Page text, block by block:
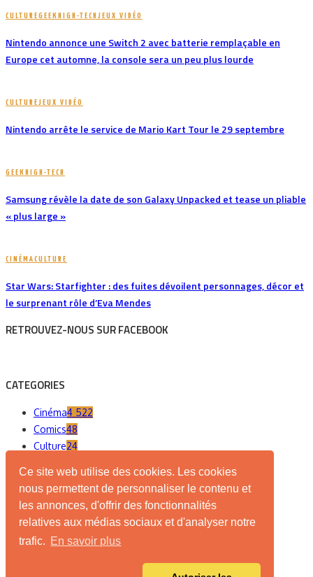
Ce site web utilise des cookies. Les cookies
nous permettent de personnaliser le contenu et
les annonces, d'offrir des fonctionnalités
relatives aux médias sociaux et d'analyser notre
trafic. En savoir plus
CULTUREGEEK HIGH-TECH JEUX VIDÉO
Nintendo annonce une Switch 2 avec batterie remplaçable en
Europe cet automne, la console sera un peu plus lourde
CULTUREJEUX VIDÉO
Nintendo arrête le service de Mario Kart Tour le 29 septembre
GEEK HIGH-TECH
Samsung révèle la date de son Galaxy Unpacked et tease un pliable
« plus large »
CINÉMACULTURE
Star Wars: Starfighter : des fuites dévoilent personnages, décor et
le surprenant rôle d’Eva Mendes
RETROUVEZ-NOUS SUR FACEBOOK
CATEGORIES
Cinéma4 522
Comics48
Culture24
Geek 14
Goodies44
High-Tech8
Insolite164
Internet8